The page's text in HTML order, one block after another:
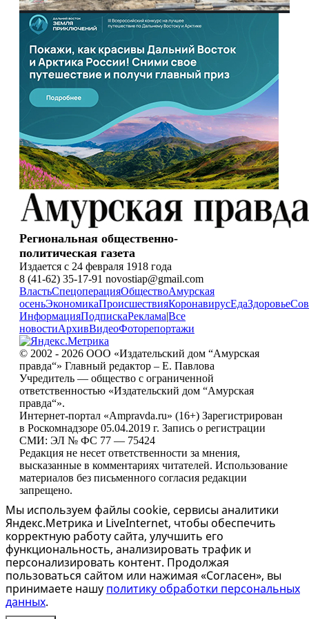
Региональная общественно-
политическая газета
Издается с 24 февраля 1918 года
8 (41-62) 35-17-91 novostiap@gmail.com
ВластьСпецоперацияОбществоАмурская
осеньЭкономикаПроисшествияКоронавирусЕдаЗдоровье
ИнформацияПодпискаРеклама|Все
новостиАрхивВидеоФоторепортажи
© 2002 - 2026 ООО «Издательский дом “Амурская
правда“» Главный редактор – Е. Павлова
Учредитель — общество с ограниченной
ответственностью «Издательский дом “Амурская
правда“».
Интернет-портал «Ampravda.ru» (16+) Зарегистрирован
в Роскомнадзоре 05.04.2019 г. Запись о регистрации
СМИ: ЭЛ № ФС 77 — 75424
Редакция не несет ответственности за мнения,
высказанные в комментариях читателей. Использование
материалов без письменного согласия редакции
запрещено.
Мы используем файлы cookie, сервисы аналитики
Яндекс.Метрика и LiveInternet, чтобы обеспечить
корректную работу сайта, улучшить его
функциональность, анализировать трафик и
персонализировать контент. Продолжая
пользоваться сайтом или нажимая «Согласен», вы
принимаете нашу политику обработки персональных
данных.